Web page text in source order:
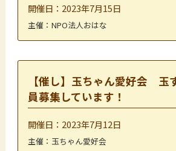
開催日：2023年7月15日
主催：NPO法人おはな
【催し】玉ちゃん愛好会 玉
員募集しています！
開催日：2023年7月12日
主催：玉ちゃん愛好会